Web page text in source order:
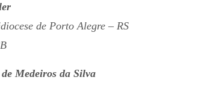
de Porto Alegre – RS
Medeiros da Silva